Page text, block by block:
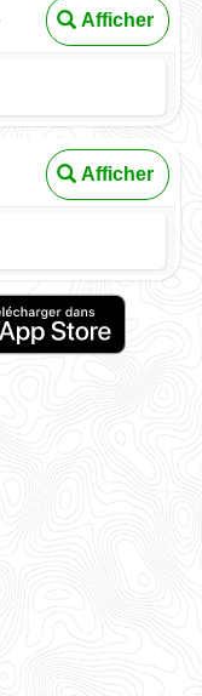
Afficher
Afficher